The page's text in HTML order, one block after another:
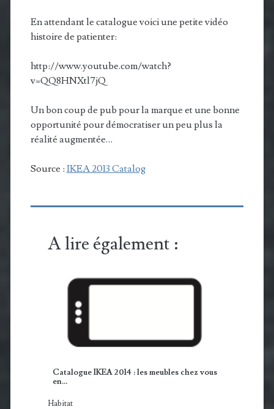
En attendant le catalogue voici une petite vidéo
histoire de patienter:
http://www.youtube.com/watch?
v=QQ8HNXtl7jQ
Un bon coup de pub pour la marque et une bonne
opportunité pour démocratiser un peu plus la
réalité augmentée…
Source : IKEA 2013 Catalog
A lire également :
Catalogue IKEA 2014 : les meubles chez vous
en…
Habitat